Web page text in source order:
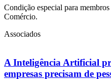
Condição especial para
Comércio.
Associados
A Inteligência Artificial
empresas precisam de